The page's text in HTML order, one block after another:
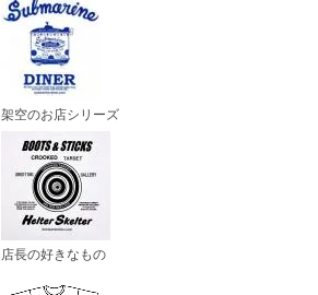
架空のお店シリーズ
店長の好きなもの